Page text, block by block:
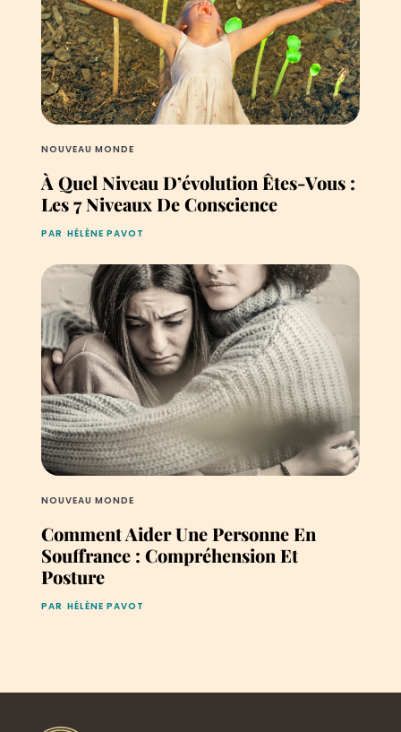
NOUVEAU MONDE
À Quel Niveau D’évolution Êtes-Vous :
Les 7 Niveaux De Conscience
PAR HÉLÈNE PAVOT
NOUVEAU MONDE
Comment Aider Une Personne En
Souffrance : Compréhension Et
Posture
PAR HÉLÈNE PAVOT